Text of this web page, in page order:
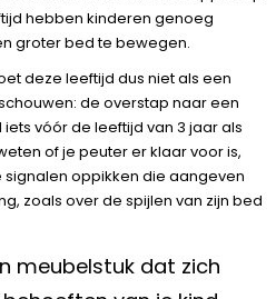
hebben kinderen genoeg
groter bed te bewegen.
deze leeftijd dus niet als een
de overstap naar een
vóór de leeftijd van 3 jaar als
of je peuter er klaar voor is,
oppikken die aangeven
zoals over de spijlen van zijn bed
meubelstuk dat zich